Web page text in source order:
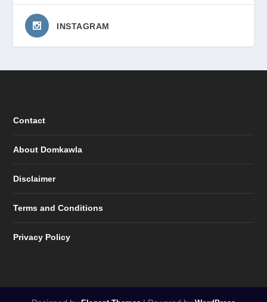
INSTAGRAM
Contact
About Domkawla
Disclaimer
Terms and Conditions
Privacy Policy